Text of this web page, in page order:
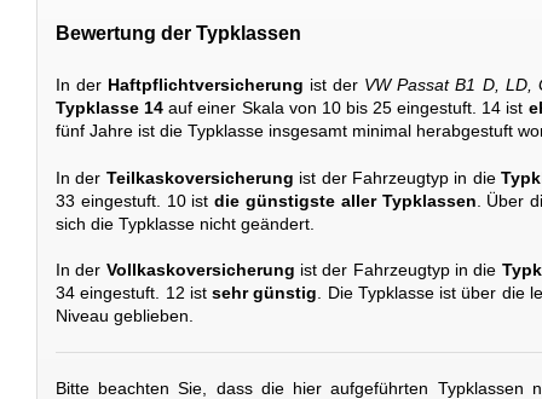
Bewertung der Typklassen
In der Haftpflichtversicherung ist der VW Passat B1 D, LD,
Typklasse 14 auf einer Skala von 10 bis 25 eingestuft. 14 ist
fünf Jahre ist die Typklasse insgesamt minimal herabgestuft
In der Teilkaskoversicherung ist der Fahrzeugtyp in die
33 eingestuft. 10 istdie günstigste aller Typklassen . Über
sich die Typklasse nicht geändert.
In der Vollkaskoversicherung ist der Fahrzeugtyp in die
34 eingestuft. 12 istsehr günstig. Die Typklasse ist über die
Niveau geblieben.
Bitte beachten Sie, dass die hier aufgeführten Typklassen